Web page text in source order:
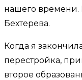
нашего времени.
Бехтерева.
Когда я
перестройка,
второе